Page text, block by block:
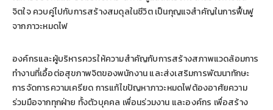
จิตใจ ควบคู่ไปกับการสร้างสมดุลในชีวิต เป็นกุญแจสำคัญในการฟื้นฟู
จากภาวะหมดไฟ
องค์กรและผู้บริหารควรให้ความสำคัญกับการสร้างสภาพแวดล้อมการ
ทำงานที่เอื้อต่อสุขภาพจิตของพนักงาน และส่งเสริมการพัฒนาทักษะ
การจัดการความเครียด การแก้ไขปัญหาภาวะหมดไฟต้องอาศัยความ
ร่วมมือจากทุกฝ่าย ทั้งตัวบุคคล เพื่อนร่วมงาน และองค์กร เพื่อสร้าง